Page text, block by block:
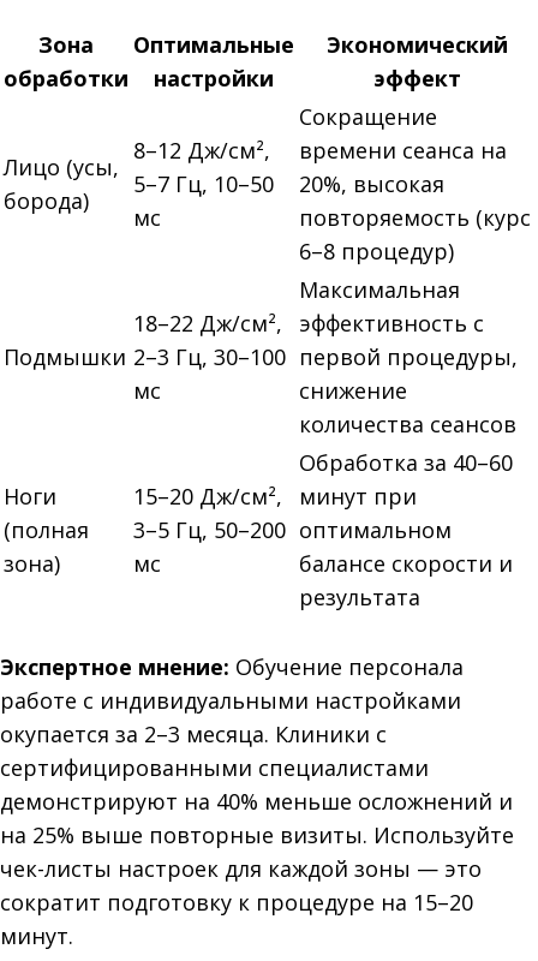
Зона
обработки
Оптимальные
настройки
Экономический
эффект
Лицо (усы,
борода)
8–12 Дж/см²,
5–7 Гц, 10–50
мс
Сокращение
времени сеанса на
20%, высокая
повторяемость (курс
6–8 процедур)
Подмышки
18–22 Дж/см²,
2–3 Гц, 30–100
мс
Максимальная
эффективность с
первой процедуры,
снижение
количества сеансов
Ноги
(полная
зона)
15–20 Дж/см²,
3–5 Гц, 50–200
мс
Обработка за 40–60
минут при
оптимальном
балансе скорости и
результата
Экспертное мнение: Обучение персонала
работе с индивидуальными настройками
окупается за 2–3 месяца. Клиники с
сертифицированными специалистами
демонстрируют на 40% меньше осложнений и
на 25% выше повторные визиты. Используйте
чек-листы настроек для каждой зоны — это
сократит подготовку к процедуре на 15–20
минут.